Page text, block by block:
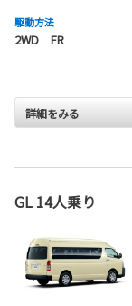
駆動方法
2WD FR
詳細をみる
GL 14人乗り